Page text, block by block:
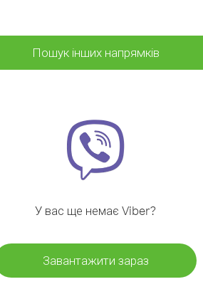
Пошук інших напрямків
У вас ще немає Viber?
Завантажити зараз